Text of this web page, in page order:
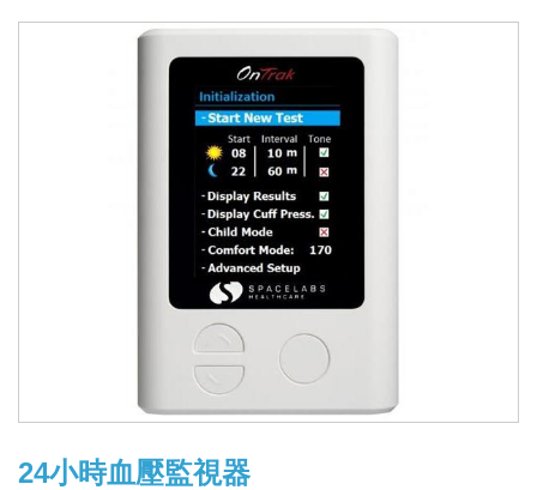
份
24小時血壓監視器